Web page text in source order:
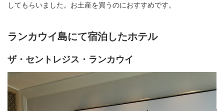
してもらいました。お土産を買うのにおすすめです。
ランカウイ島にて宿泊したホテル
ザ・セントレジス・ランカウイ